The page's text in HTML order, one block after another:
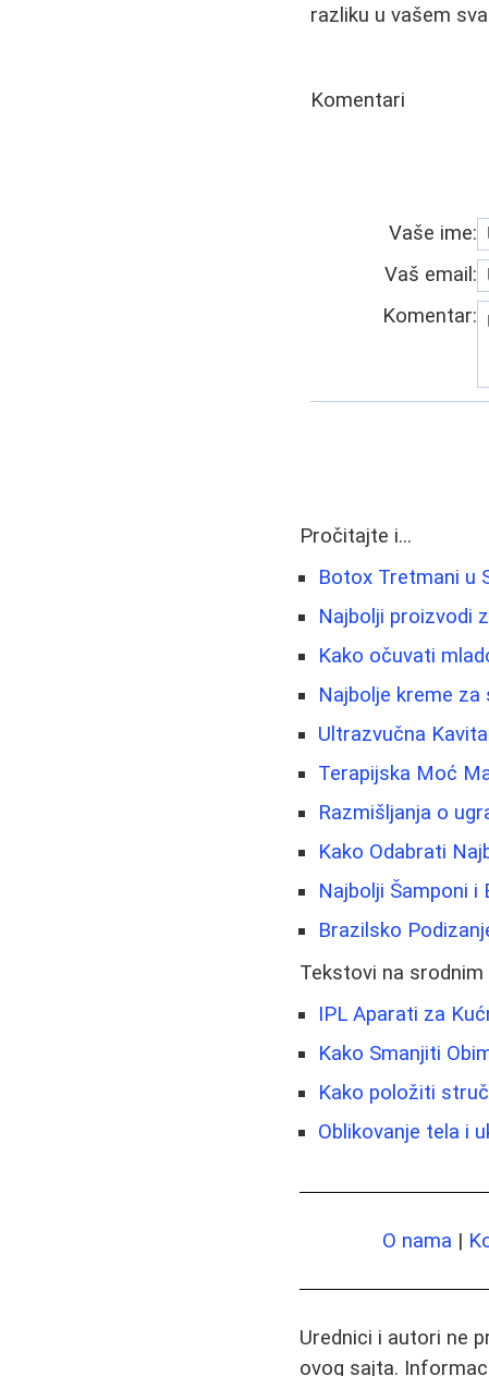
razliku u vašem
Komentari
Vaše ime:
Vaš email:
Komentar:
Pročitajte i...
Botox Tretmani u
Najbolji proizvodi
Kako očuvati
Najbolje kreme
Ultrazvučna
Terapijska Moć
Razmišljanja o
Kako Odabrati
Najbolji Šamponi i
Brazilsko
Tekstovi na srodnim
IPL Aparati za
Kako Smanjiti
Kako položiti
Oblikovanje tela i
O nama |
Urednici i autori ne
ovog sajta.